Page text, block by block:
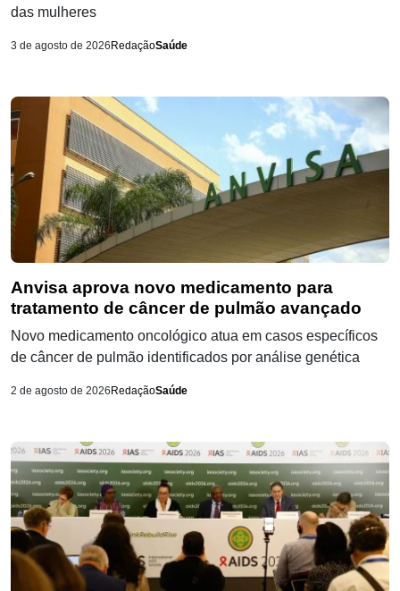
das mulheres
3 de agosto de 2026 RedaçãoSaúde
Anvisa aprova novo medicamento para
tratamento de câncer de pulmão avançado
Novo medicamento oncológico atua em casos específicos
de câncer de pulmão identificados por análise genética
2 de agosto de 2026 RedaçãoSaúde